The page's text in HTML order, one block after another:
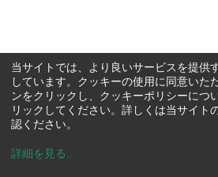
当サイトでは、より良いサービスを提供
しています。クッキーの使用に同意いた
ンをクリックし、クッキーポリシーにつ
リックしてください。詳しくは当サイト
認ください。
詳細を見る ...